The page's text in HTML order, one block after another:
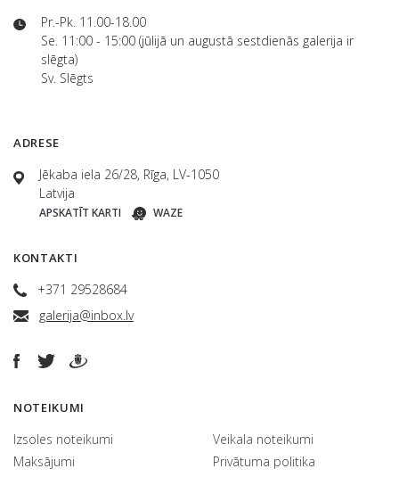
Pr.-Pk. 11.00-18.00
Se. 11:00 - 15:00 (jūlijā un augustā sestdienās galerija ir
slēgta)
Sv. Slēgts
ADRESE
Jēkaba iela 26/28, Rīga, LV-1050
Latvija
APSKATĪT KARTI WAZE
KONTAKTI
+371 29528684
galerija@inbox.lv
NOTEIKUMI
Izsoles noteikumi
Maksājumi
Veikala noteikumi
Privātuma politika